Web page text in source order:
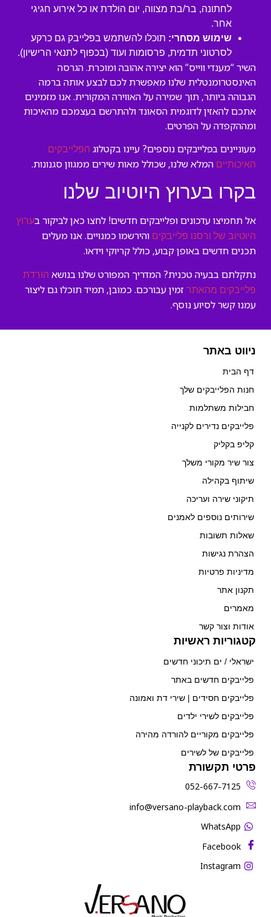
לחתונה, בר/בת מצווה, יום הולדת או כל אירוע חגיגי
אחר.
שימוש מסחרי: תוכלו להשתמש בפלייבק גם כרקע
לסרטוני תדמית, פרסומות ועוד (בכפוף לתנאי הרישיון).
השיר “מענדי ווייס” הוא יצירה אהובה ומוכרת. הגרסה
האינסטרומנטלית שלנו מאפשרת לכם לבצע אותה ברמה
הגבוהה ביותר, תוך שמירה על האווירה המקורית. אנו מזמינים
אתכם להאזין לדוגמית הסאונד ולהתרשם בעצמכם מהאיכות
ומההקפדה על הפרטים.
מעוניינים בפלייבקים נוספים? עיינו בקטלוג הפלייבקים
האיכותיים המלא שלנו, שכולל מאות שירים ממגוון סגנונות.
בקרו בערוץ היוטיוב שלנו
אל תחמיצו עדכונים ופלייבקים חדשים! לחצו כאן לביקור בערוץ
היוטיוב של ורסנו פלייבקים והירשמו כמנויים. אנו מעלים
תכנים חדשים באופן קבוע, כולל קריוקי וידאו.
נתקלתם בבעיה טכנית? המדריך המפורט שלנו בנושא הורדת
פלייבקים מהאתר זמין עבורכם. כמובן, תמיד תוכלו גם ליצור
עמנו קשר לסיוע נוסף.
ניווט באתר
דף הבית
חנות הפלייבקים שלך
חבילות משתלמות
פלייבקים נדירים לקנייה
קליפ בקליק
צור שיר מקורי משלך
שיתוף בקהילה
תיקוני שירה ועריכה
שירותים נוספים לאמנים
שאלות תשובות
הצהרת נגישות
מדיניות פרטיות
תקנון אתר
מאמרים
אודות וצור קשר
קטגוריות ראשיות
ישראלי / ים תיכוני חדשים
פלייבקים חדשים באתר
פלייבקים חסידים | שירי דת ואמונה
פלייבקים לשירי ילדים
פלייבקים מקוריים להורדה מהירה
פלייבקים של לשירים
פרטי תקשורת
052-667-7125
‫info@versano-playback.com‬
WhatsApp
Facebook
Instagram